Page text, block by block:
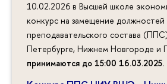
10.02.2026 в Высшей школе
конкурс на замещение
преподавательского состава
Петербурге, Нижнем Новгороде и
принимаются до 15:00 16.03.2025.